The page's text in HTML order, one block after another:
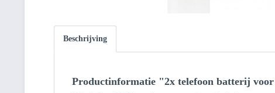
Beschrijving
Productinformatie "2x telefoon batterij voor